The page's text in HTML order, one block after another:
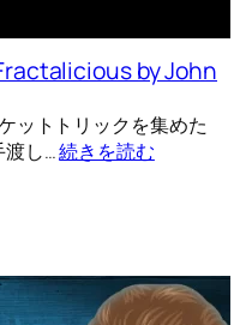
by John
ットトリックを集めた
渡し…続きを読む